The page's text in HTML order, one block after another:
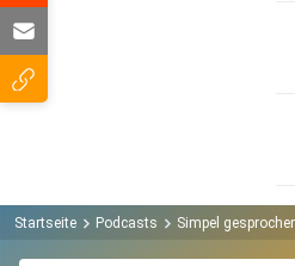
Startseite Podcasts Simpel